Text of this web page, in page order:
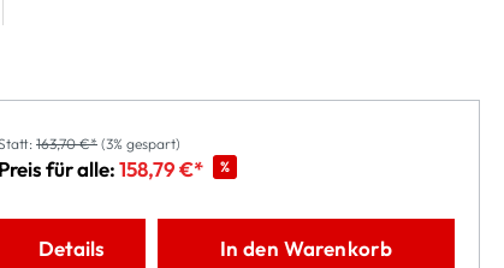
163,70 €* (3% gespart)
Preis für alle:158,79 €* %
Details In den Warenkorb